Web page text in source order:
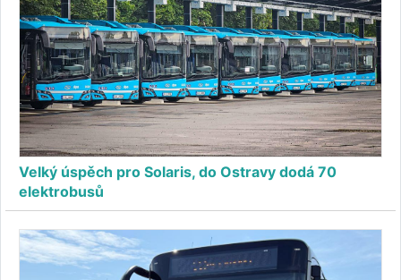
Velký úspěch pro Solaris, do Ostravy dodá 70
elektrobusů